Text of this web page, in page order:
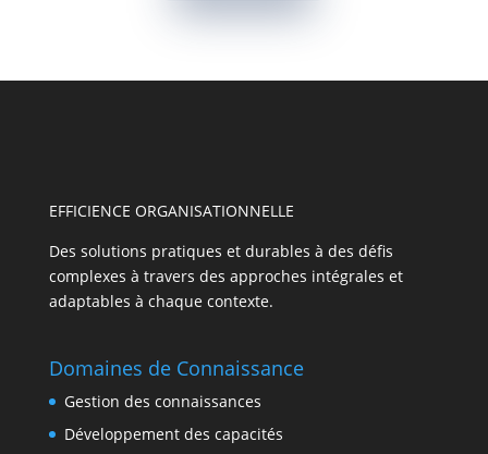
EFFICIENCE ORGANISATIONNELLE
Des solutions pratiques et durables à des défis
complexes à travers des approches intégrales et
adaptables à chaque contexte.
Domaines de Connaissance
Gestion des connaissances
Développement des capacités